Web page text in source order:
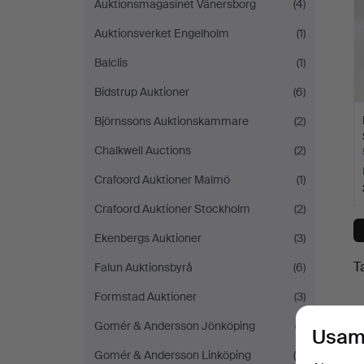
Auktionsmagasinet Vänersborg
(4)
Auktionsverket Engelholm
(1)
Balclis
(1)
Bidstrup Auktioner
(6)
Björnssons Auktionskammare
(2)
Chalkwell Auctions
(2)
Crafoord Auktioner Malmö
(1)
Crafoord Auktioner Stockholm
(2)
Ekenbergs Auktioner
(3)
Falun Auktionsbyrå
(6)
Formstad Auktioner
(3)
Gomér & Andersson Jönköping
(7)
Gomér & Andersson Linköping
(4)